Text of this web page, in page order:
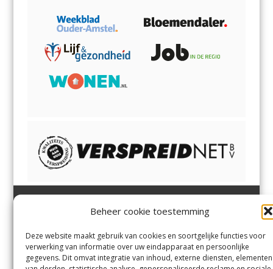
Beheer cookie toestemming
Deze website maakt gebruik van cookies en soortgelijke functies voor
verwerking van informatie over uw eindapparaat en persoonlijke
gegevens. Dit omvat integratie van inhoud, externe diensten, elementen
Margadantstraat 34
1976 DN IJmuiden
023-8200170
info@heemsteder.nl
Bennebroek,Vogelenzang,
OverveenenAerdenhout